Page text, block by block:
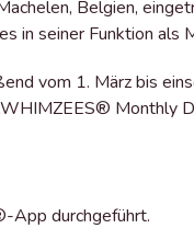
Belgien,
in seiner Funktion als
vom 1. März bis
Monthly
App durchgeführt.